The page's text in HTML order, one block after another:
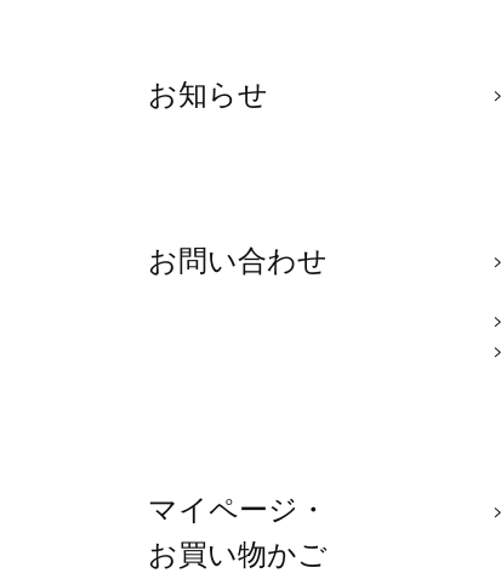
お知らせ
お問い合わせ
マイページ・
お買い物かご